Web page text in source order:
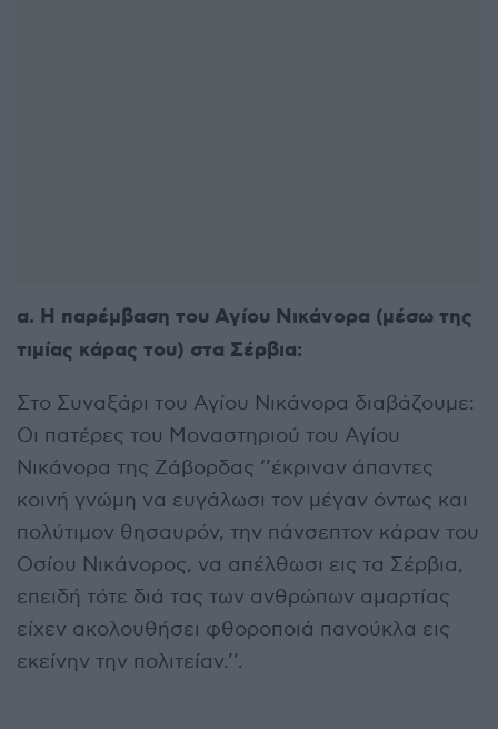
α. Η παρέμβαση του Αγίου Νικάνορα (μέσω της
τιμίας κάρας του) στα Σέρβια:
Στο Συναξάρι του Αγίου Νικάνορα διαβάζουμε:
Οι πατέρες του Μοναστηριού του Αγίου
Νικάνορα της Ζάβορδας ‘’έκριναν άπαντες
κοινή γνώμη να ευγάλωσι τον μέγαν όντως και
πολύτιμον θησαυρόν, την πάνσεπτον κάραν του
Οσίου Νικάνορος, να απέλθωσι εις τα Σέρβια,
επειδή τότε διά τας των ανθρώπων αμαρτίας
είχεν ακολουθήσει φθοροποιά πανούκλα εις
εκείνην την πολιτείαν.’’.